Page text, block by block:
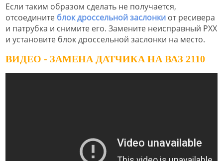
Если таким образом сделать не получается,
отсоедините блок дроссельной заслонки от ресивера
и патрубка и снимите его. Замените неисправный РХХ
и установите блок дроссельной заслонки на место.
ВИДЕО - ЗАМЕНА ДАТЧИКА НА ВАЗ 2110